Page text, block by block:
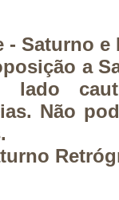
- Saturno e
a
lado
Não